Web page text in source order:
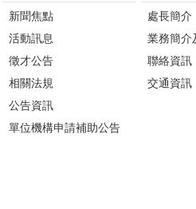
新聞焦點
活動訊息
徵才公告
相關法規
公告資訊
單位機構申請補助公告
處長簡介
業務簡介
聯絡資訊
交通資訊